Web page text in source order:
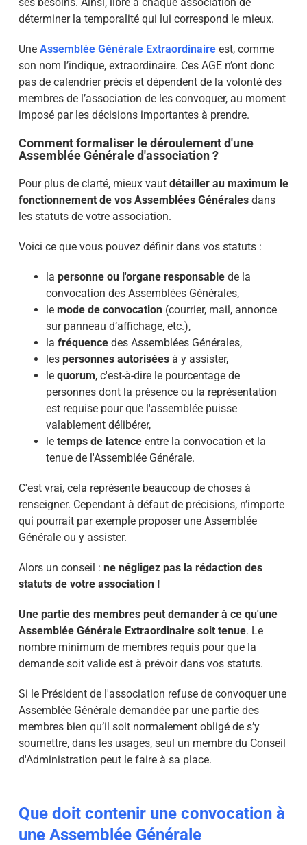
déterminer la temporalité qui lui correspond le mieux.
Une Assemblée Générale Extraordinaireest, comme
son nom l’indique, extraordinaire. Ces AGE n’ontdonc
pas de calendrier préciset dépendent de la volonté des
membres de l’association de les convoquer, au moment
imposé par les décisions importantes à prendre.
Comment formaliser le déroulement d'une
Assemblée Générale d'association ?
Pour plus de clarté, mieux vaut détailler au maximum le
fonctionnement de vos Assemblées Générales dans
les statuts de votre association.
Voici ce que vous pouvez définir dans vos statuts :
la personne ou l'organe responsablede la
convocation des Assemblées Générales,
le mode de convocation(courrier, mail, annonce
sur panneau d’affichage, etc.),
la fréquencedes Assemblées Générales,
les personnes autoriséesà y assister,
le quorum, c'est-à-dire le pourcentage de
personnes dont la présence ou la représentation
est requise pour que l'assemblée puisse
valablement délibérer,
le temps de latenceentre la convocation et la
tenue de l'Assemblée Générale.
C'est vrai, cela représente beaucoup de choses à
renseigner. Cependant à défaut de précisions, n’importe
qui pourrait par exemple proposer une Assemblée
Générale ou y assister.
Alors un conseil : ne négligez pas la rédaction des
statuts de votre association !
Une partie des membres peut demander à ce qu'une
Assemblée Générale Extraordinaire soit tenue. Le
nombre minimum de membres requis pour que la
demande soit valide est à prévoir dans vos statuts.
Si le Président de l'association refuse de convoquer une
Assemblée Générale demandée par une partie des
membres bien qu’il soit normalement obligé de s’y
soumettre, dans les usages, seul un membre du Conseil
d'Administration peut le faire à sa place.
Que doit contenir une convocation à
une Assemblée Générale